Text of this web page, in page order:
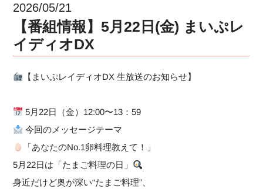
2026/05/21
【番組情報】5月22日(金) まいぷレ
イディオDX
【まいぷレイディオDX 生放送のお知らせ】
5月22日（金）12:00〜13：59
今回のメッセージテーマ
「あなたのNo.1卵料理教えて！」
5月22日は「たまご料理の日」
身近だけど奥が深い“たまご料理”、